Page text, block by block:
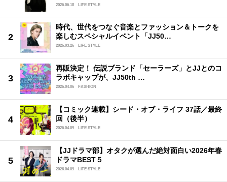
2026.06.18
LIFE STYLE
時代、世代をつなぐ音楽とファッション＆トークを
楽しむスペシャルイベント「JJ50…
2026.03.26 LIFE STYLE
再販決定！ 伝説ブランド「セーラーズ」とJJとのコ
ラボキャップが、JJ50th …
2026.04.06 FASHION
【コミック連載】シード・オブ・ライフ 37話／最終
回（後半）
2026.04.09 LIFE STYLE
【JJドラマ部】オタクが選んだ絶対面白い2026年春
ドラマBEST５
2026.04.09 LIFE STYLE